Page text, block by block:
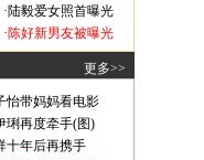
·陆毅爱女照首曝光
·陈好新男友被曝光
更多>>
怡带妈妈看电影
琍再度牵手(图)
十年后再携手